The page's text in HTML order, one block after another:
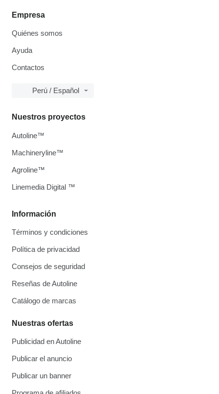
Empresa
Quiénes somos
Ayuda
Contactos
Perú / Español
Información
Términos y condiciones
Política de privacidad
Consejos de seguridad
Reseñas de Autoline
Catálogo de marcas
Nuestras ofertas
Publicidad en Autoline
Publicar el anuncio
Publicar un banner
Nuestros proyectos
Autoline™
Machineryline™
Agroline™
Linemedia Digital ™